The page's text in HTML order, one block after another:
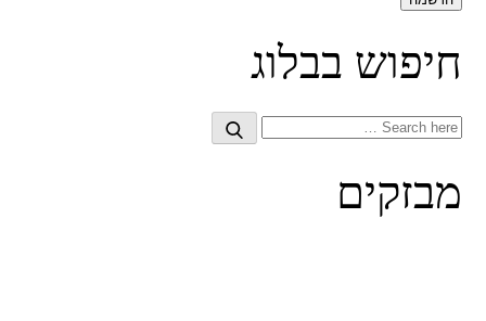
חיפוש בבלוג
Search
Search
מבזקים